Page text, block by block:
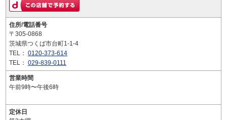
住所/電話番号
〒305-0868
茨城県つくば市台町1-1-4
TEL： 0120-373-614
TEL： 029-839-0111
営業時間
午前9時〜午後6時
定休日